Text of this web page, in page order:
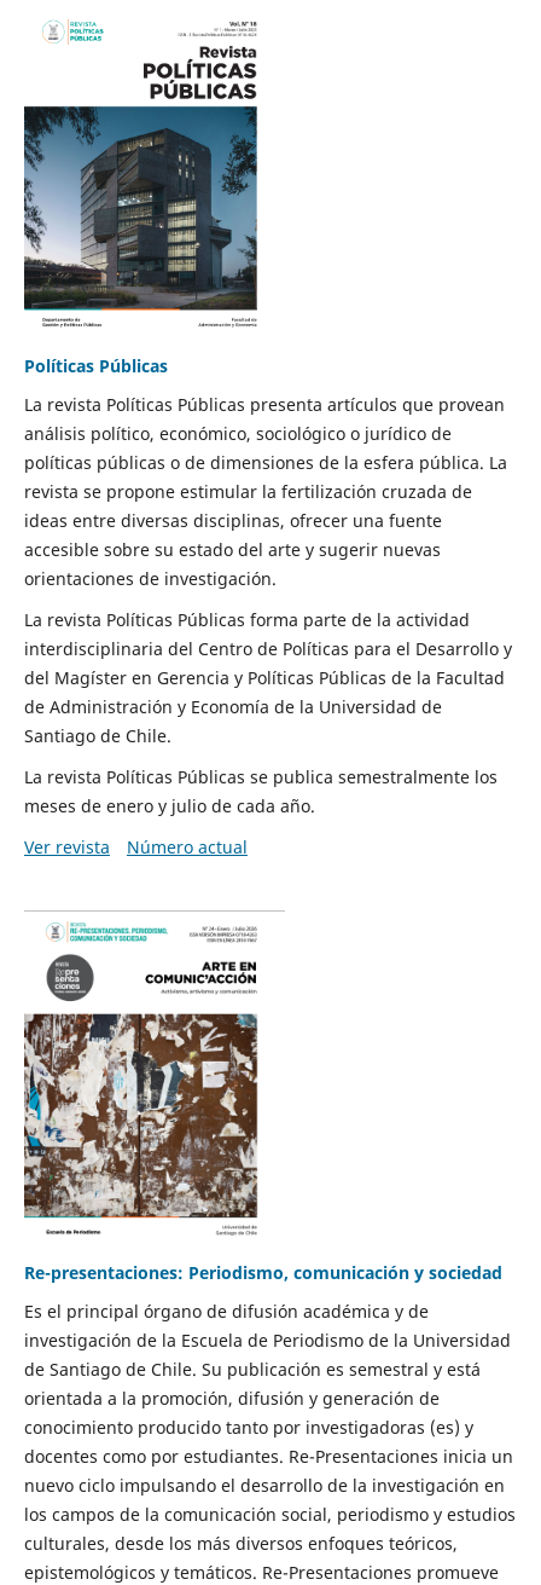
Políticas Públicas
La revista Políticas Públicas presenta artículos que provean
análisis político, económico, sociológico o jurídico de
políticas públicas o de dimensiones de la esfera pública. La
revista se propone estimular la fertilización cruzada de
ideas entre diversas disciplinas, ofrecer una fuente
accesible sobre su estado del arte y sugerir nuevas
orientaciones de investigación.
La revista Políticas Públicas forma parte de la actividad
interdisciplinaria del Centro de Políticas para el Desarrollo y
del Magíster en Gerencia y Políticas Públicas de la Facultad
de Administración y Economía de la Universidad de
Santiago de Chile.
La revista Políticas Públicas se publica semestralmente los
meses de enero y julio de cada año.
Ver revista
Número actual
Re-presentaciones: Periodismo, comunicación y sociedad
Es el principal órgano de difusión académica y de
investigación de la Escuela de Periodismo de la Universidad
de Santiago de Chile. Su publicación es semestral y está
orientada a la promoción, difusión y generación de
conocimiento producido tanto por investigadoras (es) y
docentes como por estudiantes. Re-Presentaciones inicia un
nuevo ciclo impulsando el desarrollo de la investigación en
los campos de la comunicación social, periodismo y estudios
culturales, desde los más diversos enfoques teóricos,
epistemológicos y temáticos. Re-Presentaciones promueve